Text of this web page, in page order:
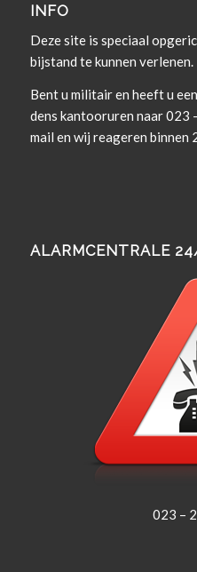
INFO
Deze site is spe­ci­aal
bi­j­s­tand te kun­nen verlenen.
Bent u militair en heeft u
dens kan­tooruren naar
mail en wij rea­geren bin­nen
ALARMCENTRALE
023 –